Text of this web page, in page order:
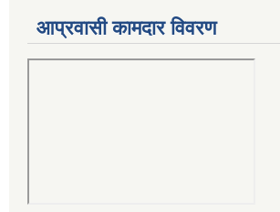
आप्रवासी कामदार विवरण